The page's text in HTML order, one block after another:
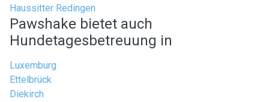
Haussitter Redingen
Pawshake bietet auch
Hundetagesbetreuung in
Luxemburg
Ettelbrück
Diekirch